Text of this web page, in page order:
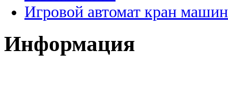
Игровой автомат кран
Информация